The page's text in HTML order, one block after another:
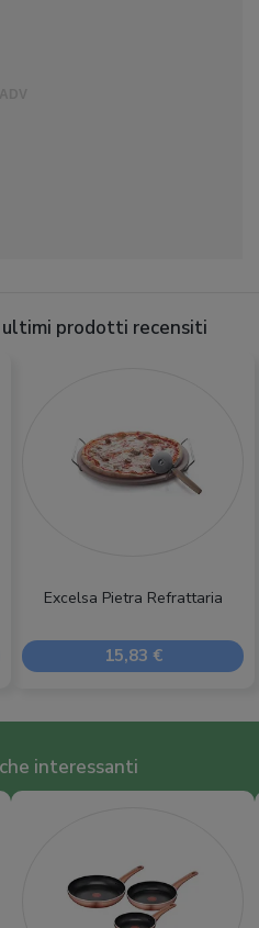
prodotti recensiti
Excelsa Pietra Refrattaria
15,83 €
interessanti